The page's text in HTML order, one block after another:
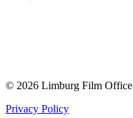
© 2026 Limburg Film Office
Privacy Policy